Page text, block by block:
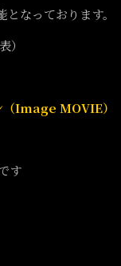
なっております。
）
Image MOVIE）
す